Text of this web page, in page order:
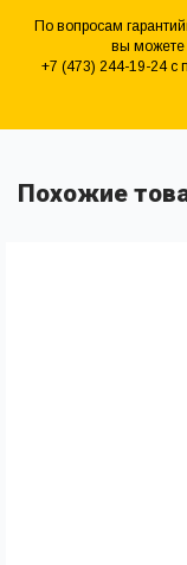
По вопросам
вы можете
+7 (473) 244-19-24 с
Похожие